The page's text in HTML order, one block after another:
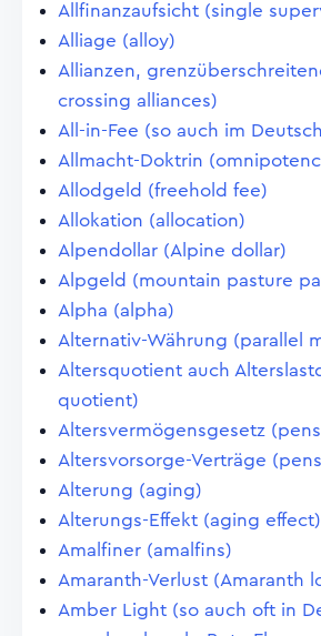
Allfinanzaufsicht (single
Alliage (alloy)
Allianzen,
crossing alliances)
All-in-Fee (so auch im
Allmacht-Doktrin
Allodgeld (freehold fee)
Allokation (allocation)
Alpendollar (Alpine dollar)
Alpgeld (mountain pasture
Alpha (alpha)
Alternativ-Währung (parallel
Altersquotient auch
quotient)
Altersvermögensgesetz
Altersvorsorge-Verträge
Alterung (aging)
Alterungs-Effekt (aging effect)
Amalfiner (amalfins)
Amaranth-Verlust (Amaranth
Amber Light (so auch oft in